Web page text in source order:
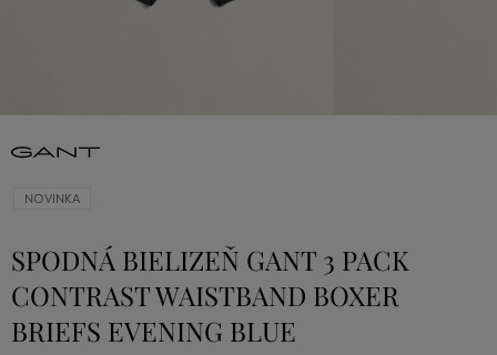
NOVINKA
SPODNÁ BIELIZEŇ GANT 3 PACK
CONTRAST WAISTBAND BOXER
BRIEFS EVENING BLUE